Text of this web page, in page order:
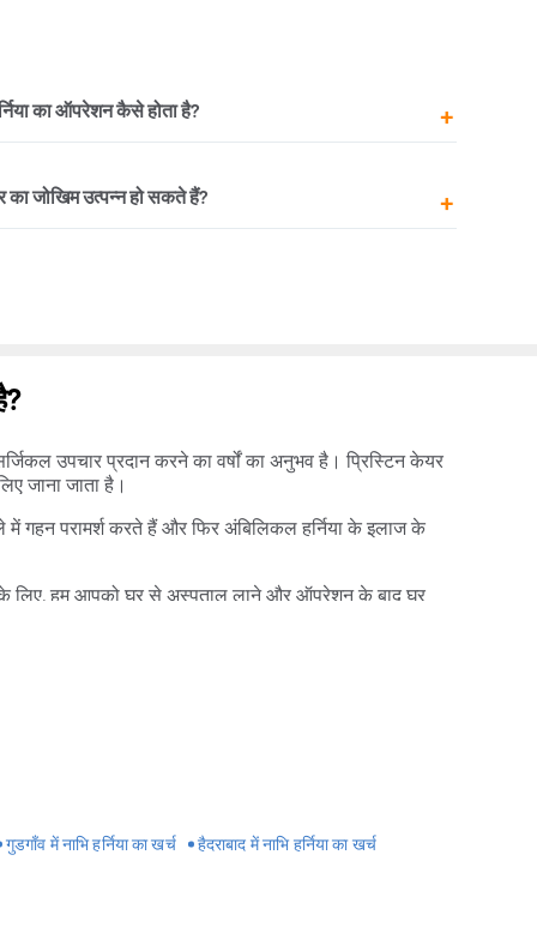
का ऑपरेशन कैसे होता है?
होते हैं जो अस्पतालों में किए जाते हैं – ओपन और
का मूल्यांकन करने और रोगी के साथ चर्चा करने के बाद
जोखिम उत्पन्न हो सकते हैं?
उपचार प्रदान करने का वर्षों का अनुभव है। प्रिस्टिन केयर
जाना जाता है।
गहन परामर्श करते हैं और फिर अंबिलिकल हर्निया के इलाज के
के लिए, हम आपको घर से अस्पताल लाने और ऑपरेशन के बाद घर
गुडगाँव में नाभि हर्निया का खर्च हैदराबाद में नाभि हर्निया का खर्च